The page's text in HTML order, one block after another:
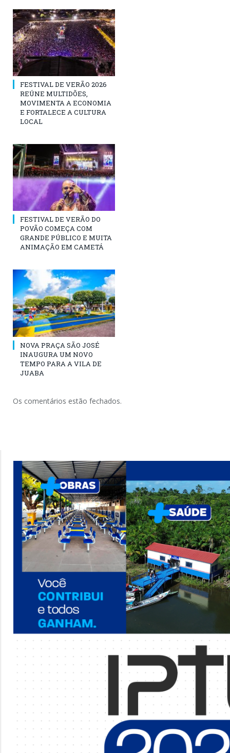
FESTIVAL DE VERÃO 2026
REÚNE MULTIDÕES,
MOVIMENTA A ECONOMIA
E FORTALECE A CULTURA
LOCAL
FESTIVAL DE VERÃO DO
POVÃO COMEÇA COM
GRANDE PÚBLICO E MUITA
ANIMAÇÃO EM CAMETÁ
NOVA PRAÇA SÃO JOSÉ
INAUGURA UM NOVO
TEMPO PARA A VILA DE
JUABA
Os comentários estão fechados.